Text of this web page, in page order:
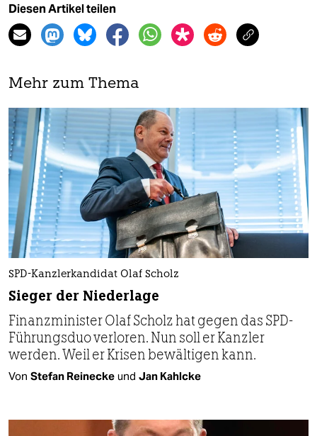
Diesen Artikel teilen
Mehr zum Thema
SPD-Kanzlerkandidat Olaf Scholz
Sieger der Niederlage
Finanzminister Olaf Scholz hat gegen das SPD-
Führungsduo verloren. Nun soll er Kanzler
werden. Weil er Krisen bewältigen kann.
Von Stefan Reinecke und Jan Kahlcke